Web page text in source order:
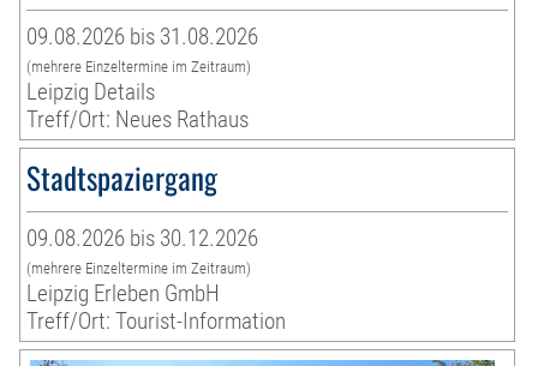
09.08.2026 bis 31.08.2026
(mehrere Einzeltermine im Zeitraum)
Leipzig Details
Treff/Ort: Neues Rathaus
Stadtspaziergang
09.08.2026 bis 30.12.2026
(mehrere Einzeltermine im Zeitraum)
Leipzig Erleben GmbH
Treff/Ort: Tourist-Information